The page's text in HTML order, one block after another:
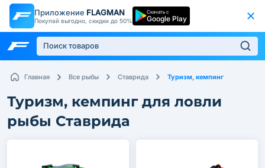
Приложение FLAGMAN
Покупай выгодно, скидки до 50%
Скачать с
Google Play
Главная Все рыбы Ставрида Туризм, кемпинг
Туризм, кемпинг для ловли
рыбы Ставрида